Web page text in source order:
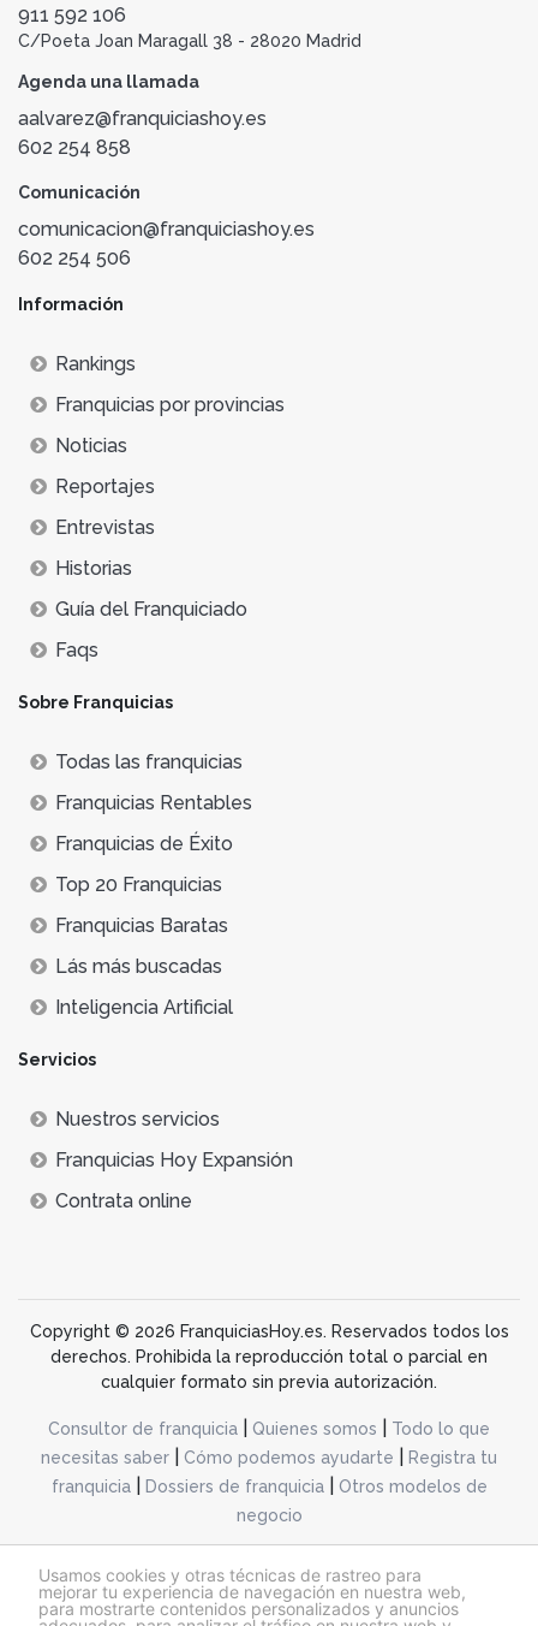
Usamos cookies y otras técnicas de rastreo para
mejorar tu experiencia de navegación en nuestra web,
para mostrarte contenidos personalizados y anuncios
911 592 106
C/Poeta Joan Maragall 38 - 28020 Madrid
Agenda una llamada
aalvarez@franquiciashoy.es
602 254 858
Comunicación
comunicacion@franquiciashoy.es
602 254 506
Información
Rankings
Franquicias por provincias
Noticias
Reportajes
Entrevistas
Historias
Guía del Franquiciado
Faqs
Sobre Franquicias
Todas las franquicias
Franquicias Rentables
Franquicias de Éxito
Top 20 Franquicias
Franquicias Baratas
Lás más buscadas
Inteligencia Artificial
Servicios
Nuestros servicios
Franquicias Hoy Expansión
Contrata online
Copyright © 2026 FranquiciasHoy.es. Reservados todos los
derechos. Prohibida la reproducción total o parcial en
cualquier formato sin previa autorización.
Consultor de franquicia Quienes somos
Todo lo que
necesitas saber
Cómo podemos ayudarte
Registra tu
franquicia| Dossiers de franquicia|
Otros modelos de
negocio